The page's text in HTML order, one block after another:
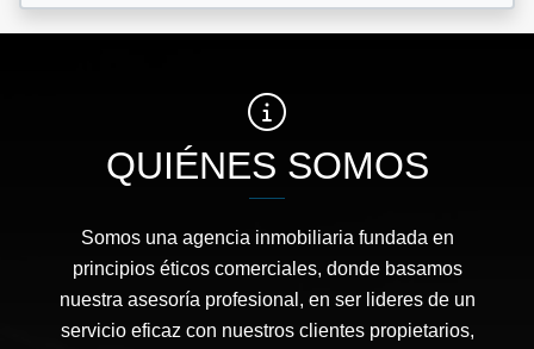
QUIÉNES SOMOS
Somos una agencia inmobiliaria fundada en
principios éticos comerciales, donde basamos
nuestra asesoría profesional, en ser lideres de un
servicio eficaz con nuestros clientes propietarios,